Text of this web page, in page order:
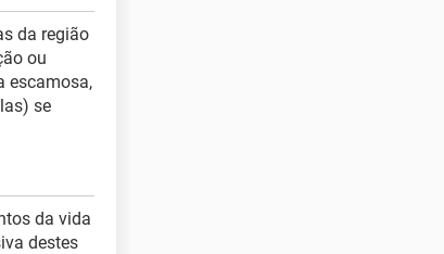
da região
ou
escamosa,
se
da vida
destes